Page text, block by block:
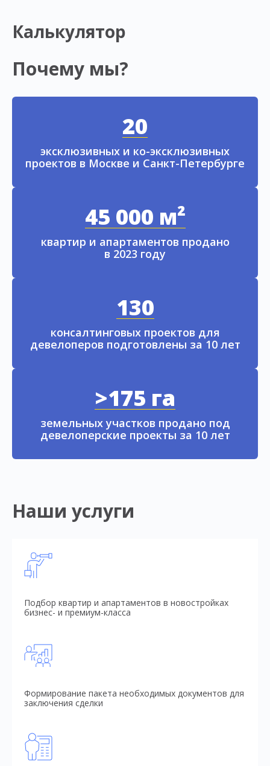
Калькулятор
Почему мы?
20
эксклюзивных и ко-эксклюзивных
проектов в Москве и Санкт-Петербурге
45 000 м²
квартир и апартаментов продано
в 2023 году
130
консалтинговых проектов для
девелоперов подготовлены за 10 лет
>175 га
земельных участков продано под
девелоперские проекты за 10 лет
Наши услуги
Подбор квартир и апартаментов в новостройках
бизнес- и премиум-класса
Формирование пакета необходимых документов для
заключения сделки